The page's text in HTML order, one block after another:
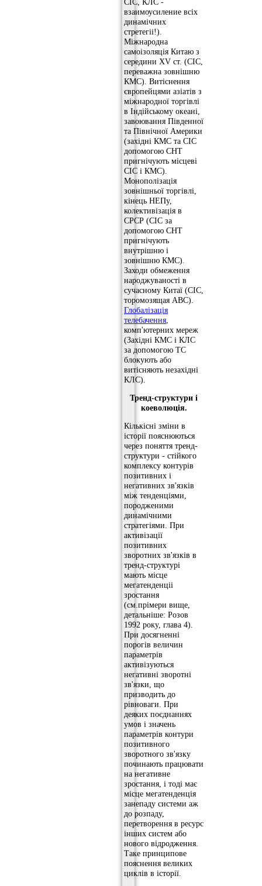
взаимоусиление всіх
динамічних
стретегіі!).
Міжнародна
самоізоляція Китаю з
середини XV ст. (СІС,
переважна зовнішню
КМС). Витіснення
європейцями азіатів з
міжнародної торгівлі
в Індійському океані,
завоювання Південної
та Північної Америки
(західні КМС та СІС
допомогою СНТ
пригнічують місцеві
СІС і КМС).
Монополізація
зовнішньої торгівлі,
кінець НЕПу,
колективізація в
СРСР (СІС за
допомогою СНТ
пригнічують
внутрішню і
зовнішню КМС).
Заходи обмеження
народжуваності в
сучасному Китаї (СІС,
торомозящая АВС).
Глобалізація
телебачення
комп'ютерних мереж
(Західні КМС і КЛС
за допомогою ТС
блокують або
витісняють незахідні
КЛС).
Тренд-структури і
коеволюція.
Кількісні зміни в
історії пояснюються
через поняття тренд-
структури - стійкого
комплексу контурів
позитивних і
негативних зв'язків
між тенденціями,
породженими
динамічними
стратегіями. При
активізації
позитивних
зворотних зв'язків в
тренд-структурі
мають місце
мегатенденціі
зростання
(см.прімери вище,
детальніше: Розов
1992 року, глава 4).
При досягненні
порогів величин
параметрів
активізуються
негативні зворотні
зв'язки, що
призводить до
рівноваги. При
деяких поєднаннях
умов і значень
параметрів контури
позитивного
зворотного зв'язку
починають працювати
на негативне
зростання, і тоді має
місце мегатенденція
занепаду системи аж
до розпаду,
перетворення в ресурс
інших систем або
нового відродження.
Таке принципове
пояснення великих
циклів в історії.